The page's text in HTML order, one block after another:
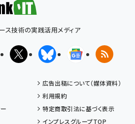
ス技術の実践活用メディア
FacebookX(エックス)BlueskyGoogleニュ
RSS
広告出稿について（媒体資料）
利用規約
特定商取引法に基づく表示
インプレスグループTOP